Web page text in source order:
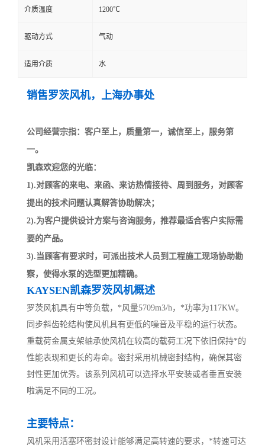
介质温度 1200℃
驱动方式 气动
适用介质 水
销售罗茨风机，上海办事处
公司经营宗指：客户至上，质量第一，诚信至上，服务第
一。
凯森欢迎您的光临：
1).对顾客的来电、来函、来访热情接待、周到服务，对顾客
提出的技术问题认真解答协助解决；
2).为客户提供设计方案与咨询服务，推荐最适合客户实际需
要的产品。
3).当顾客有要求时，可派出技术人员到工程施工现场协助勘
察，使得水泵的选型更加精确。
KAYSEN凯森罗茨风机概述
罗茨风机具有中等负载，*风量5709m3/h，*功率为117KW。
同步斜齿轮结构使风机具有更低的噪音及平稳的运行状态。
重载荷金属支架轴承使风机在较高的载荷工况下依旧保持*的
性能表现和更长的寿命。密封采用机械密封结构，确保其密
封性更加优秀。该系列风机可以选择水平安装或者垂直安装
啦满足不同的工况。
主要特点：
风机采用活塞环密封设计能够满足高转速的要求，*转速可达